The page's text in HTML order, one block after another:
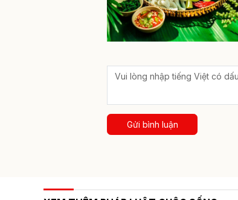
Gửi bình luận